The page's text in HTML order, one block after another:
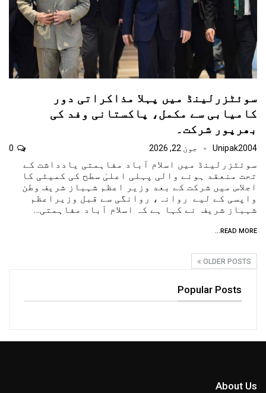
سوئٹزرلینڈ میں پہلا مذاکراتی دور
کامیابی سے مکمل، پاکستانی وفد کی
بھرپور شرکت۔
Unipak2004 جون 22, 2026
سوئٹزرلینڈ میں اسلام آباد مفاہمتی یادداشت کے
تحت منعقد ہونے والی پہلی اعلیٰ سطح کی کمیٹی کا
اجلاس میں شرکت کے بعد وزیر اعظم شہباز شریف وطن
واپسی کے لیے روانہ، روانگی سے قبل وزیراعظم
شہباز شریف نے کہا ہے کہ اسلام آباد مفاہمتی…
READ MORE...
OLDER POSTS
Popular Posts
About Us